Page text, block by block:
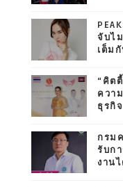
จับไ
เต็ม
“คิต
ควา
ธุรกิจ
กรม
รับก
งาน